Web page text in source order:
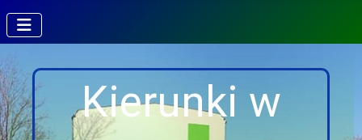
Kierunki w